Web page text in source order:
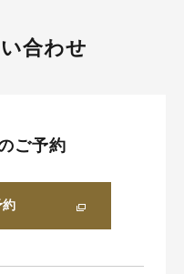
合わせ
ご予約
約